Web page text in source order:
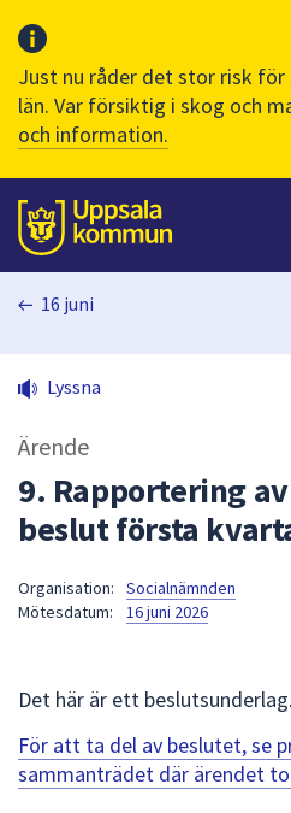
Just nu råder det stor risk för
län. Var försiktig i skog och
och information.
Till sidans
huvudinnehåll
16 juni
Lyssna
Ärende
9. Rapportering
beslut första
Organisation:
Socialnämnden
Mötesdatum:
16 juni 2026
Det här är ett beslutsunderlag.
För att ta del av beslutet, se
sammanträdet där ärendet